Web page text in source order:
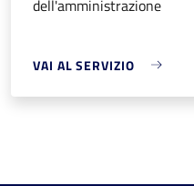
dell'amministrazione
VAI AL SERVIZIO